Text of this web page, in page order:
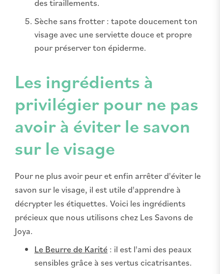
des tiraillements.
Sèche sans frotter : tapote doucement ton
visage avec une serviette douce et propre
pour préserver ton épiderme.
Les ingrédients à
privilégier pour ne pas
avoir à éviter le savon
sur le visage
Pour ne plus avoir peur et enfin arrêter d'éviter le
savon sur le visage, il est utile d'apprendre à
décrypter les étiquettes. Voici les ingrédients
précieux que nous utilisons chez Les Savons de
Joya.
Le Beurre de Karité : il est l'ami des peaux
sensibles grâce à ses vertus cicatrisantes.